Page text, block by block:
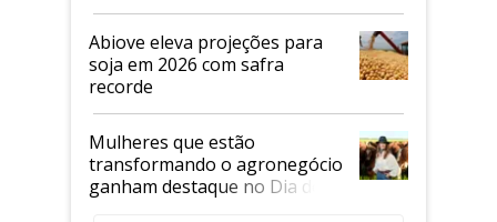
Abiove eleva projeções para
soja em 2026 com safra
recorde
Mulheres que estão
transformando o agronegócio
ganham destaque no Dia do